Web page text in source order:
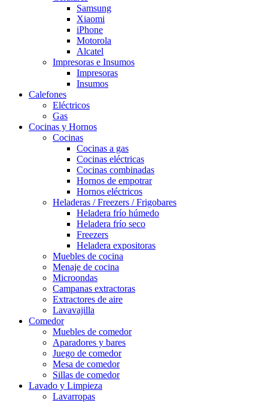
Samsung
Xiaomi
iPhone
Motorola
Alcatel
Impresoras e Insumos
Impresoras
Insumos
Calefones
Eléctricos
Gas
Cocinas y Hornos
Cocinas
Cocinas a gas
Cocinas eléctricas
Cocinas combinadas
Hornos de empotrar
Hornos eléctricos
Heladeras / Freezers / Frigobares
Heladera frío húmedo
Heladera frío seco
Freezers
Heladera expositoras
Muebles de cocina
Menaje de cocina
Microondas
Campanas extractoras
Extractores de aire
Lavavajilla
Comedor
Muebles de comedor
Aparadores y bares
Juego de comedor
Mesa de comedor
Sillas de comedor
Lavado y Limpieza
Lavarropas